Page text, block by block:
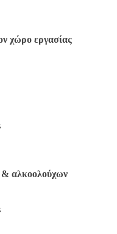
χώρο εργασίας
& αλκοολούχων